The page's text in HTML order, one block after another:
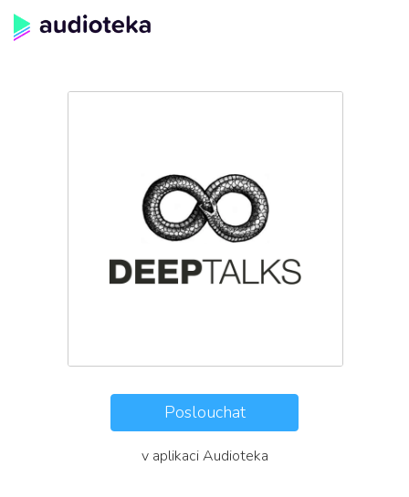
Poslouchat
v aplikaci Audioteka